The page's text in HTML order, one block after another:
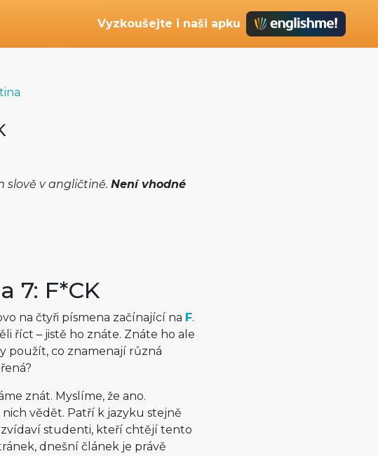
Vyzkoušejte i naši apku
slově v angličtině. Není vhodné
7: F*CK
na čtyři písmena začínající na F.
říct – jistě ho znáte. Znáte ho ale
použít, co znamenají různá
znát. Myslíme, že ano.
vědět. Patří k jazyku stejně
zvídaví studenti, kteří chtějí tento
dnešní článek je právě